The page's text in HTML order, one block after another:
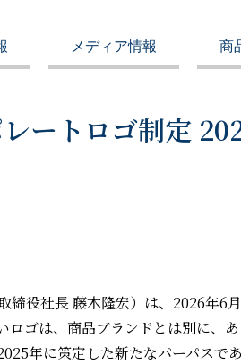
メディア情報 商
ートロゴ制定
役社長 藤木隆宏）は、2026年6
ゴは、商品ブランドとは別に、
年に策定した新たなパーパスで